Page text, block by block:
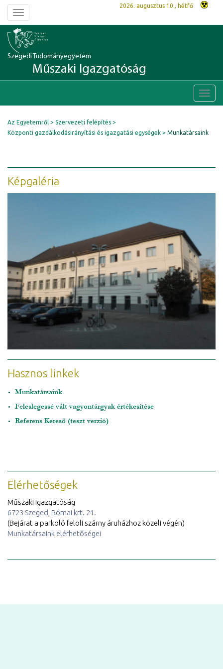
Toggle
navigation
2026. augusztus 10., hétfő
Szegedi Tudományegyetem
Műszaki Igazgatóság
Az Egyetemről
Szervezeti felépítés
Központi gazdálkodásirányítási és igazgatási egységek
Munkatársaink
Képgaléria
Hasznos linkek
Munkatársaink
Feleslegessé vált vagyontárgyak értékesítése
Referens Kereső (teszt verzió)
Elérhetőségek
Műszaki Igazgatóság
6723 Szeged, Római krt. 21.
(Bejárat a parkoló felöli szárny áruházhoz közeli végén)
Munkatársaink elérhetőségei